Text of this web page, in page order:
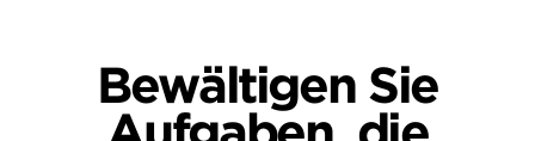
Bewältigen Sie